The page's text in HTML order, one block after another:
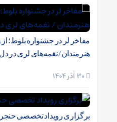
مفاخر لر در جشنواره بلوط؛
هنرمندان / نغمه‌های لری در دل
برگزاری رویداد تخصصی حنجره